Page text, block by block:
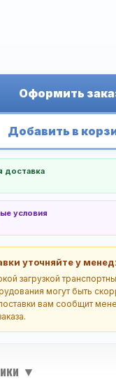
Оформить
Добавить в
доставка
условия
уточняйте у
загрузкой
могут быть
вам сообщит
▼